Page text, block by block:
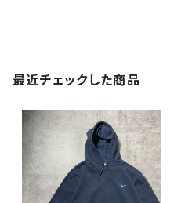
最近チェックした商品